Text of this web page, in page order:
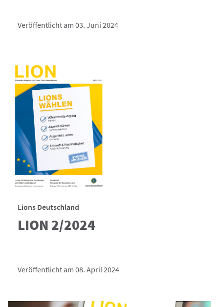
Veröffentlicht am 03. Juni 2024
Lions Deutschland
LION 2/2024
Veröffentlicht am 08. April 2024